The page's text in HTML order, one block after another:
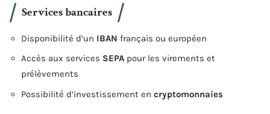
Services bancaires
Disponibilité d’un IBAN français ou européen
Accès aux services SEPA pour les virements et
prélèvements
Possibilité d’investissement en cryptomonnaies